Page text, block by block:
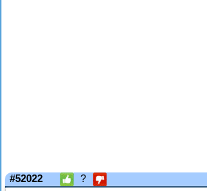
#52022 ?